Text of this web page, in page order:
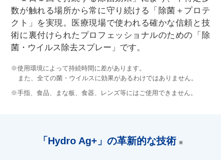
数が触れる場所から常に守り続ける「除菌＋プロテ
クト」を実現。医療現場で使われる確かな信頼と技
術に裏付けられたプロフェッショナルのための「除
菌・ウイルス除去スプレー」です。
※使用環境によって持続時間に差があります。
また、全ての菌・ウイルスに効果があるわけではありません。
※手指、食品、まな板、食器、レンズ等にはご使用できません。
「Hydro Ag+」の革新的な技術 ※